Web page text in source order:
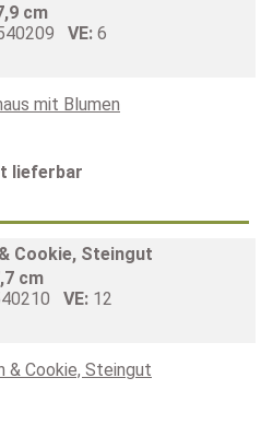
cm
VE: 6
lieferbar
Cookie, Steingut
cm
VE: 12